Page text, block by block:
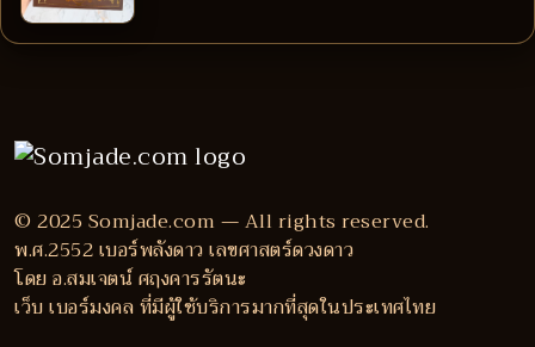
© 2025 Somjade.com — All rights reserved.
พ.ศ.2552 เบอร์พลังดาว เลขศาสตร์ดวงดาว
โดย อ.สมเจตน์ ศฤงคารรัตนะ
เว็บ เบอร์มงคล ที่มีผู้ใช้บริการมากที่สุดในประเทศไทย